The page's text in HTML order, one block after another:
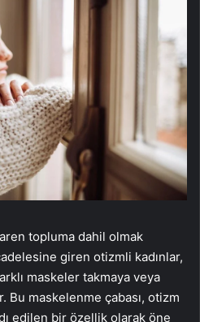
topluma dahil olmak
giren otizmli kadınlar,
maskeler takmaya veya
Bu maskelenme çabası, otizm
edilen bir özellik olarak öne